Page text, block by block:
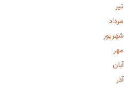
تیر
مرداد
شهریور
مهر
آبان
آذر